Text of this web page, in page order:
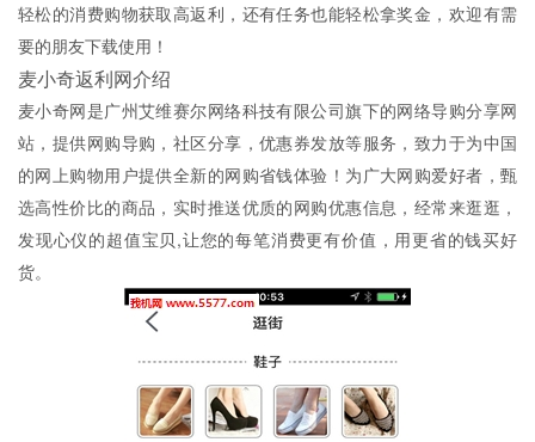
轻松的消费购物获取高返利，还有任务也能轻松拿奖金，欢迎有需
要的朋友下载使用！
麦小奇返利网介绍
麦小奇网是广州艾维赛尔网络科技有限公司旗下的网络导购分享网
站，提供网购导购，社区分享，优惠券发放等服务，致力于为中国
的网上购物用户提供全新的网购省钱体验！为广大网购爱好者，甄
选高性价比的商品，实时推送优质的网购优惠信息，经常来逛逛，
发现心仪的超值宝贝,让您的每笔消费更有价值，用更省的钱买好
货。